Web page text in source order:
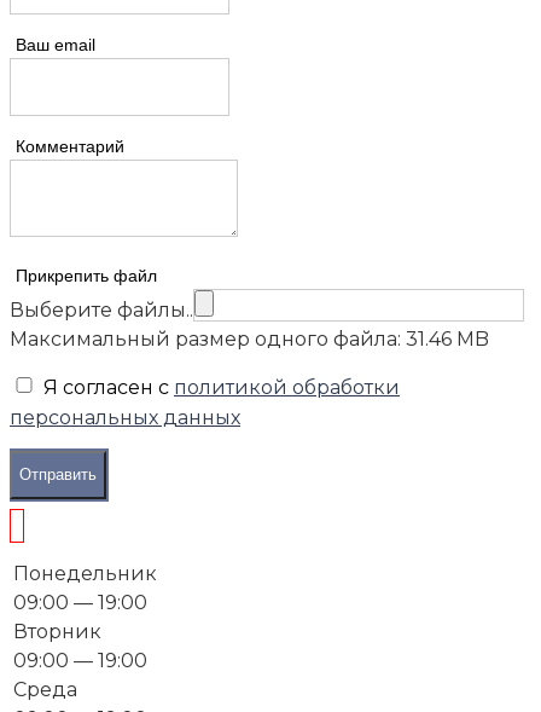
Ваш email
Комментарий
Прикрепить файл
Выберите файлы..
Максимальный размер одного файла: 31.46 MB
Я согласен с политикой обработки
персональных данных
Отправить
Понедельник
09:00 — 19:00
Вторник
09:00 — 19:00
Среда